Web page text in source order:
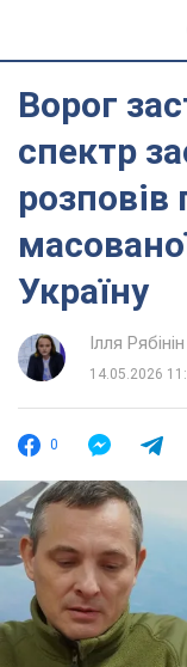
Ворог
спектр
розповів
Україну
Ілля Рябінін
14.05.2026
0